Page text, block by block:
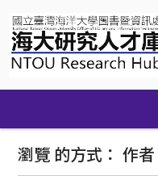
navigation
瀏覽 的方式： 作者